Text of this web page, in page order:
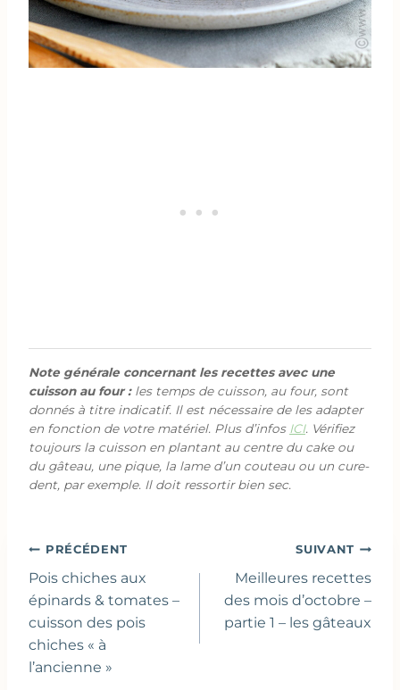
Note générale concernant les recettes avec une
cuisson au four :les temps de cuisson, au four, sont
donnés à titre indicatif. Il est nécessaire de les adapter
en fonction de votre matériel. Plus d’infos ICI. Vérifiez
toujours la cuisson en plantant au centre du cake ou
du gâteau, une pique, la lame d’un couteau ou un cure-
dent, par exemple. Il doit ressortir bien sec.
Navigation
de
l’article
PRÉCÉDENT
Pois chiches aux
épinards & tomates –
cuisson des pois
chiches « à
l’ancienne »
SUIVANT
Meilleures recettes
des mois d’octobre –
partie 1 – les gâteaux